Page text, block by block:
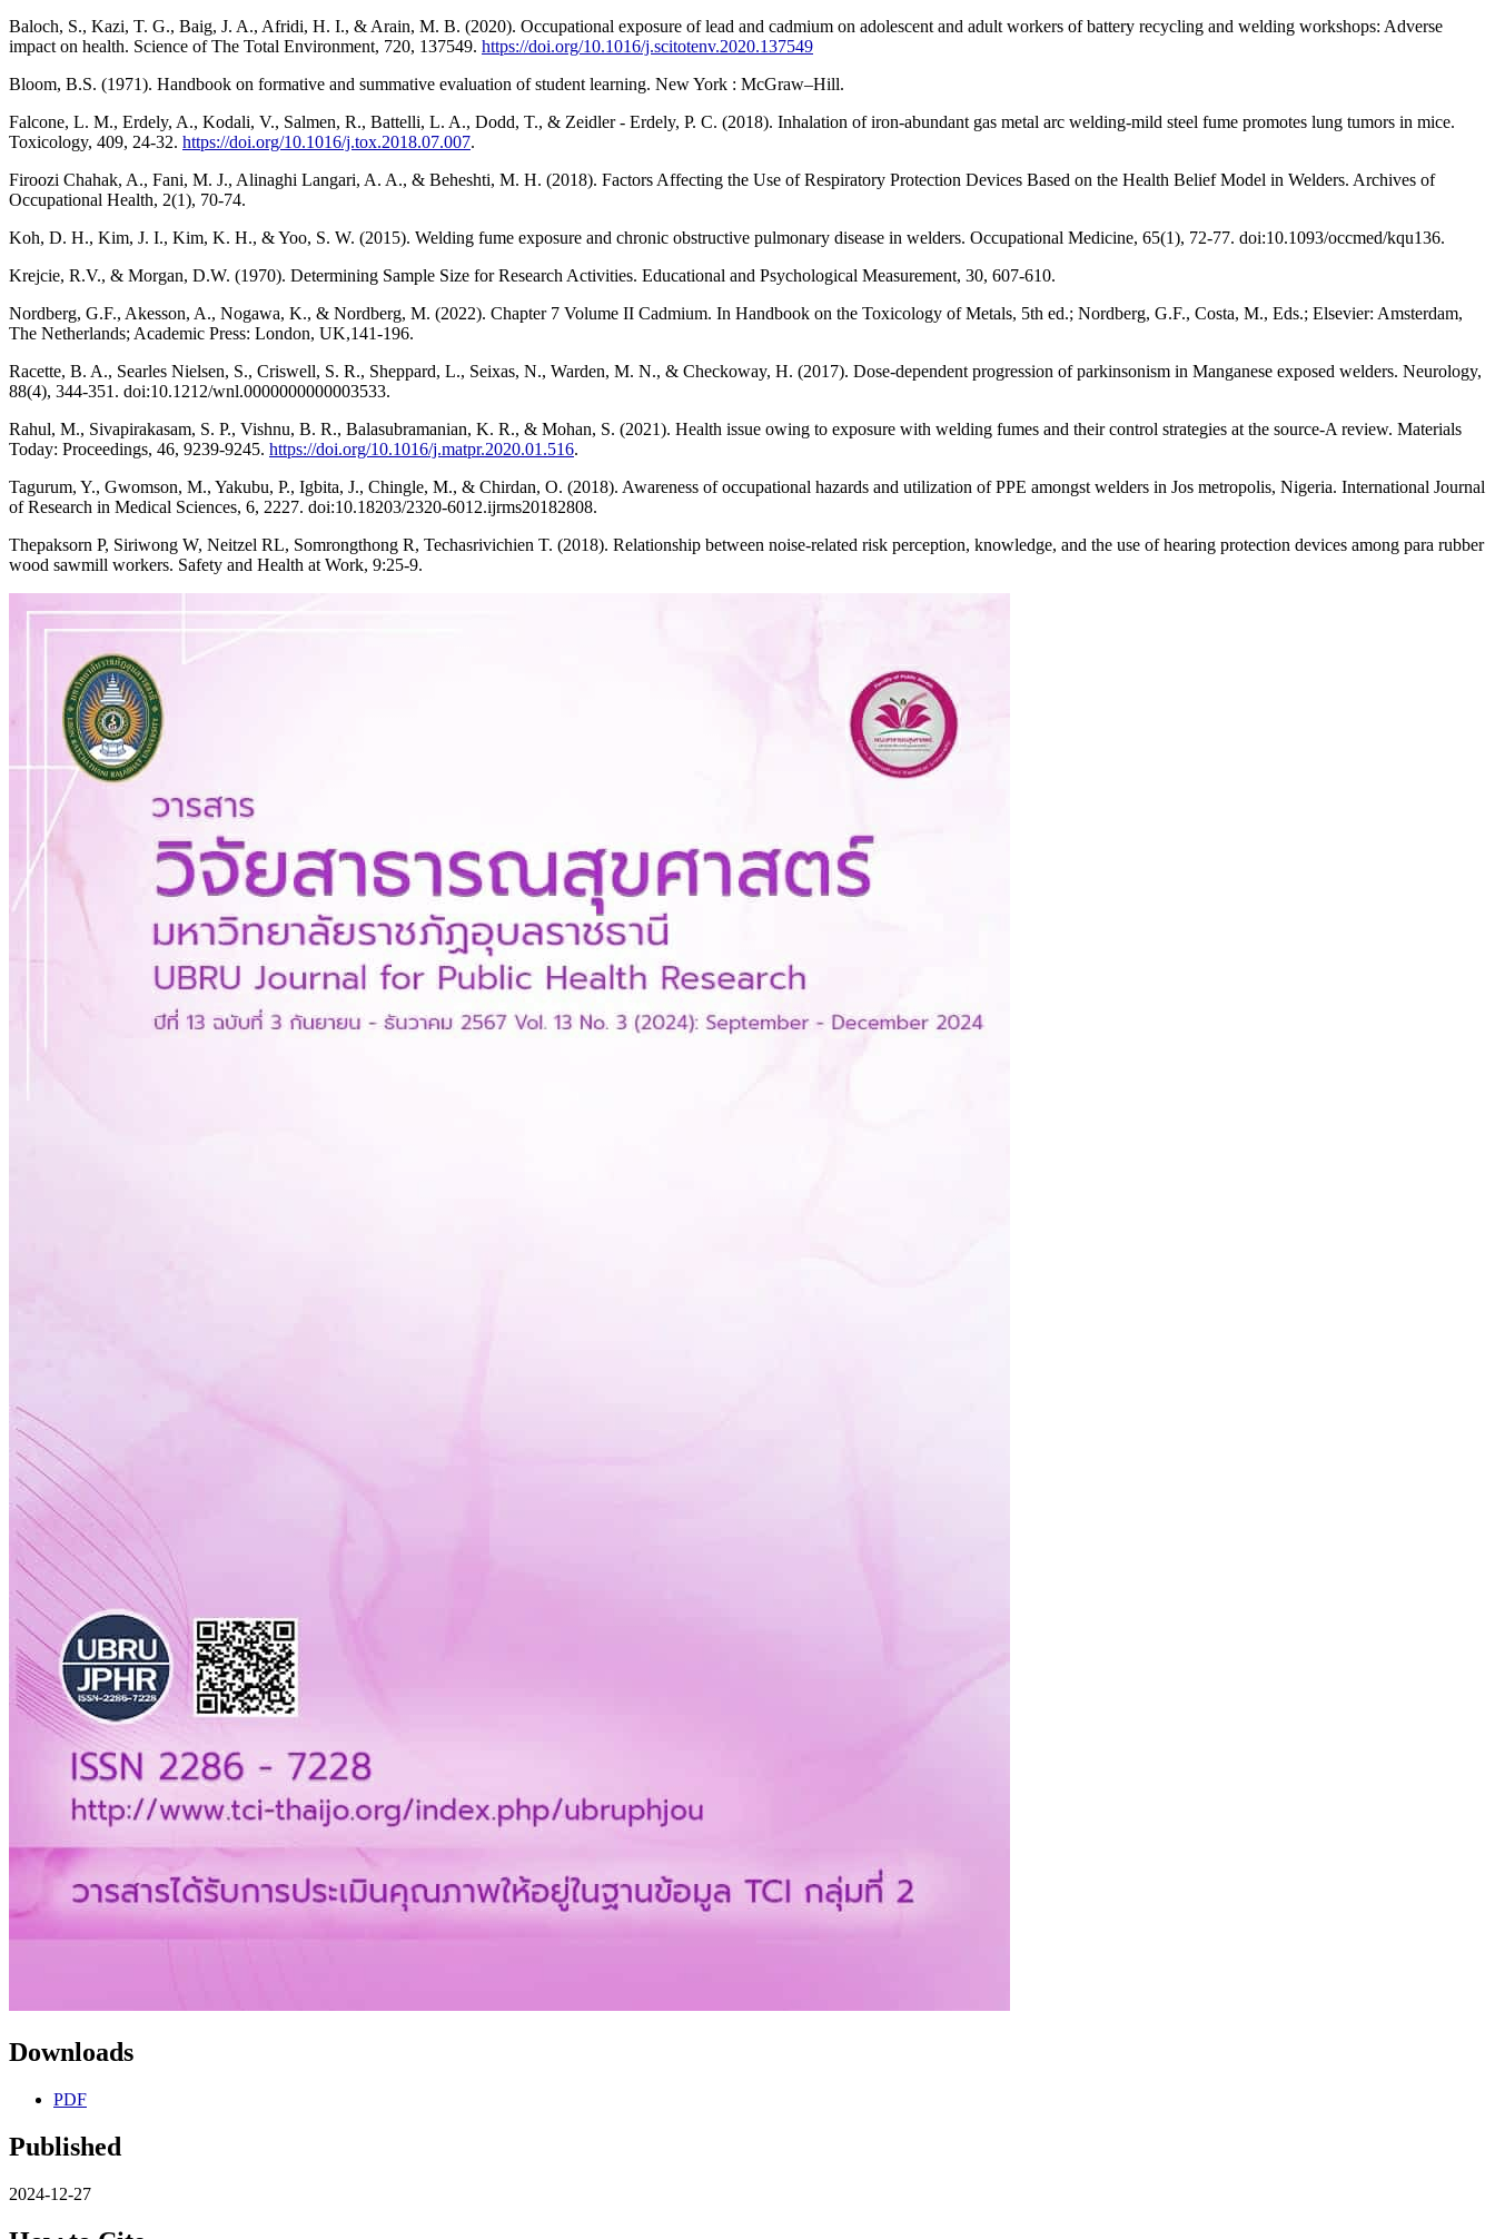
Baloch, S., Kazi, T. G., Baig, J. A., Afridi, H. I., & Arain, M. B. (2020). Occupational exposure of lead and cadmium on adolescent and adult workers of battery recycling and welding workshops: Adverse
impact on health. Science of The Total Environment, 720, 137549. https://doi.org/10.1016/j.scitotenv.2020.137549
Bloom, B.S. (1971). Handbook on formative and summative evaluation of student learning. New York : McGraw–Hill.
Falcone, L. M., Erdely, A., Kodali, V., Salmen, R., Battelli, L. A., Dodd, T., & Zeidler - Erdely, P. C. (2018). Inhalation of iron-abundant gas metal arc welding-mild steel fume promotes lung tumors in mice.
Toxicology, 409, 24-32. https://doi.org/10.1016/j.tox.2018.07.007.
Firoozi Chahak, A., Fani, M. J., Alinaghi Langari, A. A., & Beheshti, M. H. (2018). Factors Affecting the Use of Respiratory Protection Devices Based on the Health Belief Model in Welders. Archives of
Occupational Health, 2(1), 70-74.
Koh, D. H., Kim, J. I., Kim, K. H., & Yoo, S. W. (2015). Welding fume exposure and chronic obstructive pulmonary disease in welders. Occupational Medicine, 65(1), 72-77. doi:10.1093/occmed/kqu136.
Krejcie, R.V., & Morgan, D.W. (1970). Determining Sample Size for Research Activities. Educational and Psychological Measurement, 30, 607-610.
Nordberg, G.F., Akesson, A., Nogawa, K., & Nordberg, M. (2022). Chapter 7 Volume II Cadmium. In Handbook on the Toxicology of Metals, 5th ed.; Nordberg, G.F., Costa, M., Eds.; Elsevier: Amsterdam,
The Netherlands; Academic Press: London, UK,141-196.
Racette, B. A., Searles Nielsen, S., Criswell, S. R., Sheppard, L., Seixas, N., Warden, M. N., & Checkoway, H. (2017). Dose-dependent progression of parkinsonism in Manganese exposed welders. Neurology,
88(4), 344-351. doi:10.1212/wnl.0000000000003533.
Rahul, M., Sivapirakasam, S. P., Vishnu, B. R., Balasubramanian, K. R., & Mohan, S. (2021). Health issue owing to exposure with welding fumes and their control strategies at the source-A review. Materials
Today: Proceedings, 46, 9239-9245. https://doi.org/10.1016/j.matpr.2020.01.516.
Tagurum, Y., Gwomson, M., Yakubu, P., Igbita, J., Chingle, M., & Chirdan, O. (2018). Awareness of occupational hazards and utilization of PPE amongst welders in Jos metropolis, Nigeria. International Journal
of Research in Medical Sciences, 6, 2227. doi:10.18203/2320-6012.ijrms20182808.
Thepaksorn P, Siriwong W, Neitzel RL, Somrongthong R, Techasrivichien T. (2018). Relationship between noise-related risk perception, knowledge, and the use of hearing protection devices among para rubber
wood sawmill workers. Safety and Health at Work, 9:25-9.
Downloads
PDF
Published
2024-12-27